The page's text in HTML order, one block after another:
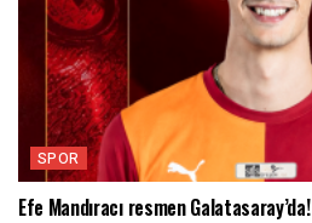
SPOR
Efe Mandıracı resmen Galatasaray’da!